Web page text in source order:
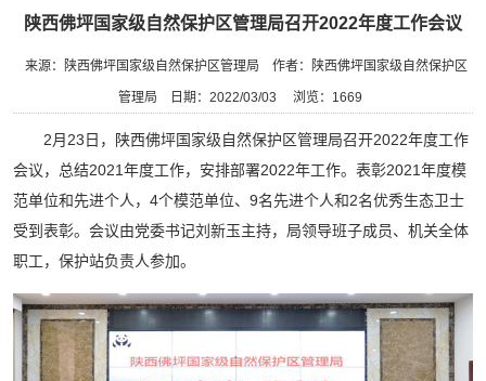
陕西佛坪国家级自然保护区管理局召开2022年度工作会议
来源：陕西佛坪国家级自然保护区管理局 作者：陕西佛坪国家级自然保护区
管理局 日期：2022/03/03 浏览： 1669
2月23日，陕西佛坪国家级自然保护区管理局召开2022年度工作
会议，总结2021年度工作，安排部署2022年工作。表彰2021年度模
范单位和先进个人，4个模范单位、9名先进个人和2名优秀生态卫士
受到表彰。会议由党委书记刘新玉主持，局领导班子成员、机关全体
职工，保护站负责人参加。